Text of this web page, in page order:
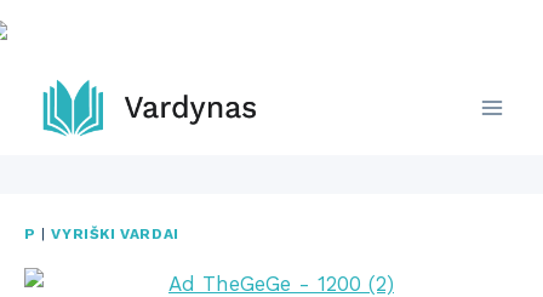
Skip
to
content
P |VYRIŠKI VARDAI